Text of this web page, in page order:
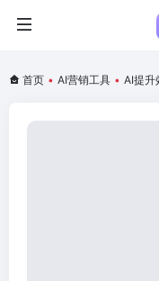
首页 • AI营销工具 • AI提升